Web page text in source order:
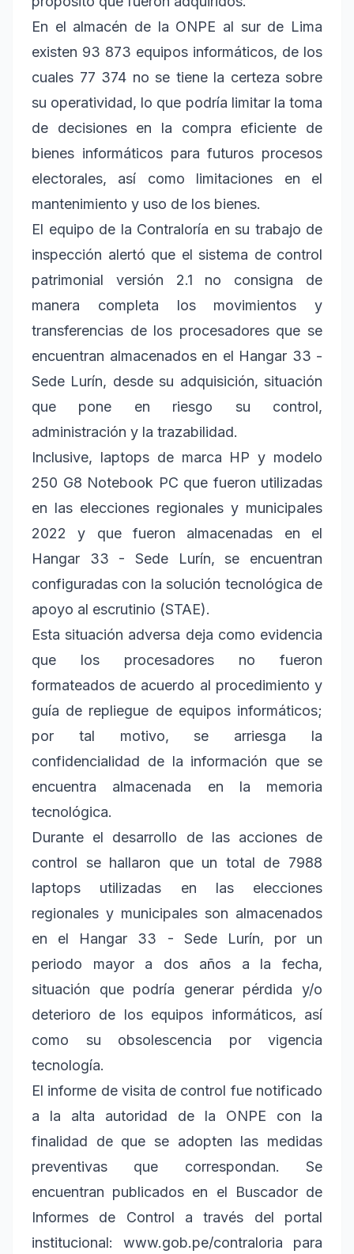
En el almacén de la ONPE al sur de Lima
existen 93 873 equipos informáticos, de los
cuales 77 374 no se tiene la certeza sobre
su operatividad, lo que podría limitar la toma
de decisiones en la compra eficiente de
bienes informáticos para futuros procesos
electorales, así como limitaciones en el
mantenimiento y uso de los bienes.
El equipo de la Contraloría en su trabajo de
inspección alertó que el sistema de control
patrimonial versión 2.1 no consigna de
manera completa los movimientos y
transferencias de los procesadores que se
encuentran almacenados en el Hangar 33 -
Sede Lurín, desde su adquisición, situación
que pone en riesgo su control,
administración y la trazabilidad.
Inclusive, laptops de marca HP y modelo
250 G8 Notebook PC que fueron utilizadas
en las elecciones regionales y municipales
2022 y que fueron almacenadas en el
Hangar 33 - Sede Lurín, se encuentran
configuradas con la solución tecnológica de
apoyo al escrutinio (STAE).
Esta situación adversa deja como evidencia
que los procesadores no fueron
formateados de acuerdo al procedimiento y
guía de repliegue de equipos informáticos;
por tal motivo, se arriesga la
confidencialidad de la información que se
encuentra almacenada en la memoria
tecnológica.
Durante el desarrollo de las acciones de
control se hallaron que un total de 7988
laptops utilizadas en las elecciones
regionales y municipales son almacenados
en el Hangar 33 - Sede Lurín, por un
periodo mayor a dos años a la fecha,
situación que podría generar pérdida y/o
deterioro de los equipos informáticos, así
como su obsolescencia por vigencia
tecnología.
El informe de visita de control fue notificado
a la alta autoridad de la ONPE con la
finalidad de que se adopten las medidas
preventivas que correspondan. Se
encuentran publicados en el Buscador de
Informes de Control a través del portal
institucional: www.gob.pe/contraloria para